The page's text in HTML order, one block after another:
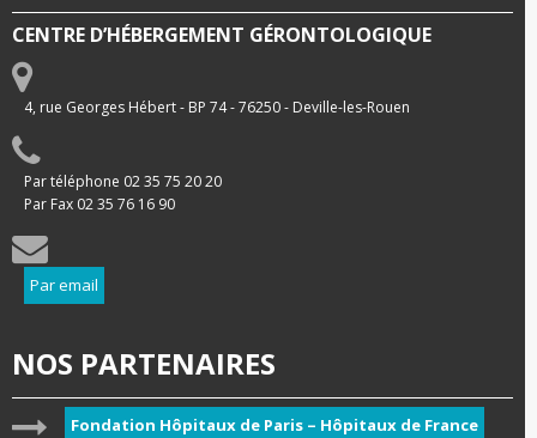
CENTRE D’HÉBERGEMENT GÉRONTOLOGIQUE
4, rue Georges Hébert - BP 74 - 76250 - Deville-les-Rouen
Par téléphone 02 35 75 20 20
Par Fax 02 35 76 16 90
Par email
NOS PARTENAIRES
Fondation Hôpitaux de Paris – Hôpitaux de France